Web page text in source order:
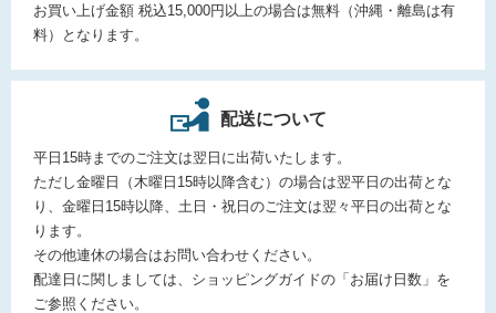
お買い上げ金額 税込15,000円以上の場合は無料（沖縄・離島は有
料）となります。
配送について
平日15時までのご注文は翌日に出荷いたします。
ただし金曜日（木曜日15時以降含む）の場合は翌平日の出荷とな
り、金曜日15時以降、土日・祝日のご注文は翌々平日の出荷とな
ります。
その他連休の場合はお問い合わせください。
配達日に関しましては、ショッピングガイドの「お届け日数」を
ご参照ください。